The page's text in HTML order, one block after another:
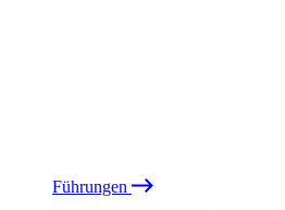
Führungen